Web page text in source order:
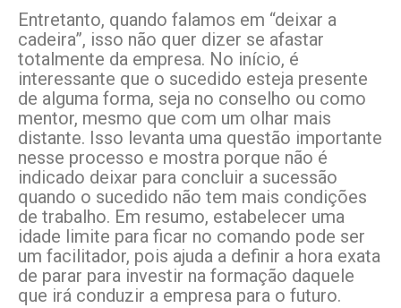
Entretanto, quando falamos em “deixar a
cadeira”, isso não quer dizer se afastar
totalmente da empresa. No início, é
interessante que o sucedido esteja presente
de alguma forma, seja no conselho ou como
mentor, mesmo que com um olhar mais
distante. Isso levanta uma questão importante
nesse processo e mostra porque não é
indicado deixar para concluir a sucessão
quando o sucedido não tem mais condições
de trabalho. Em resumo, estabelecer uma
idade limite para ficar no comando pode ser
um facilitador, pois ajuda a definir a hora exata
de parar para investir na formação daquele
que irá conduzir a empresa para o futuro.